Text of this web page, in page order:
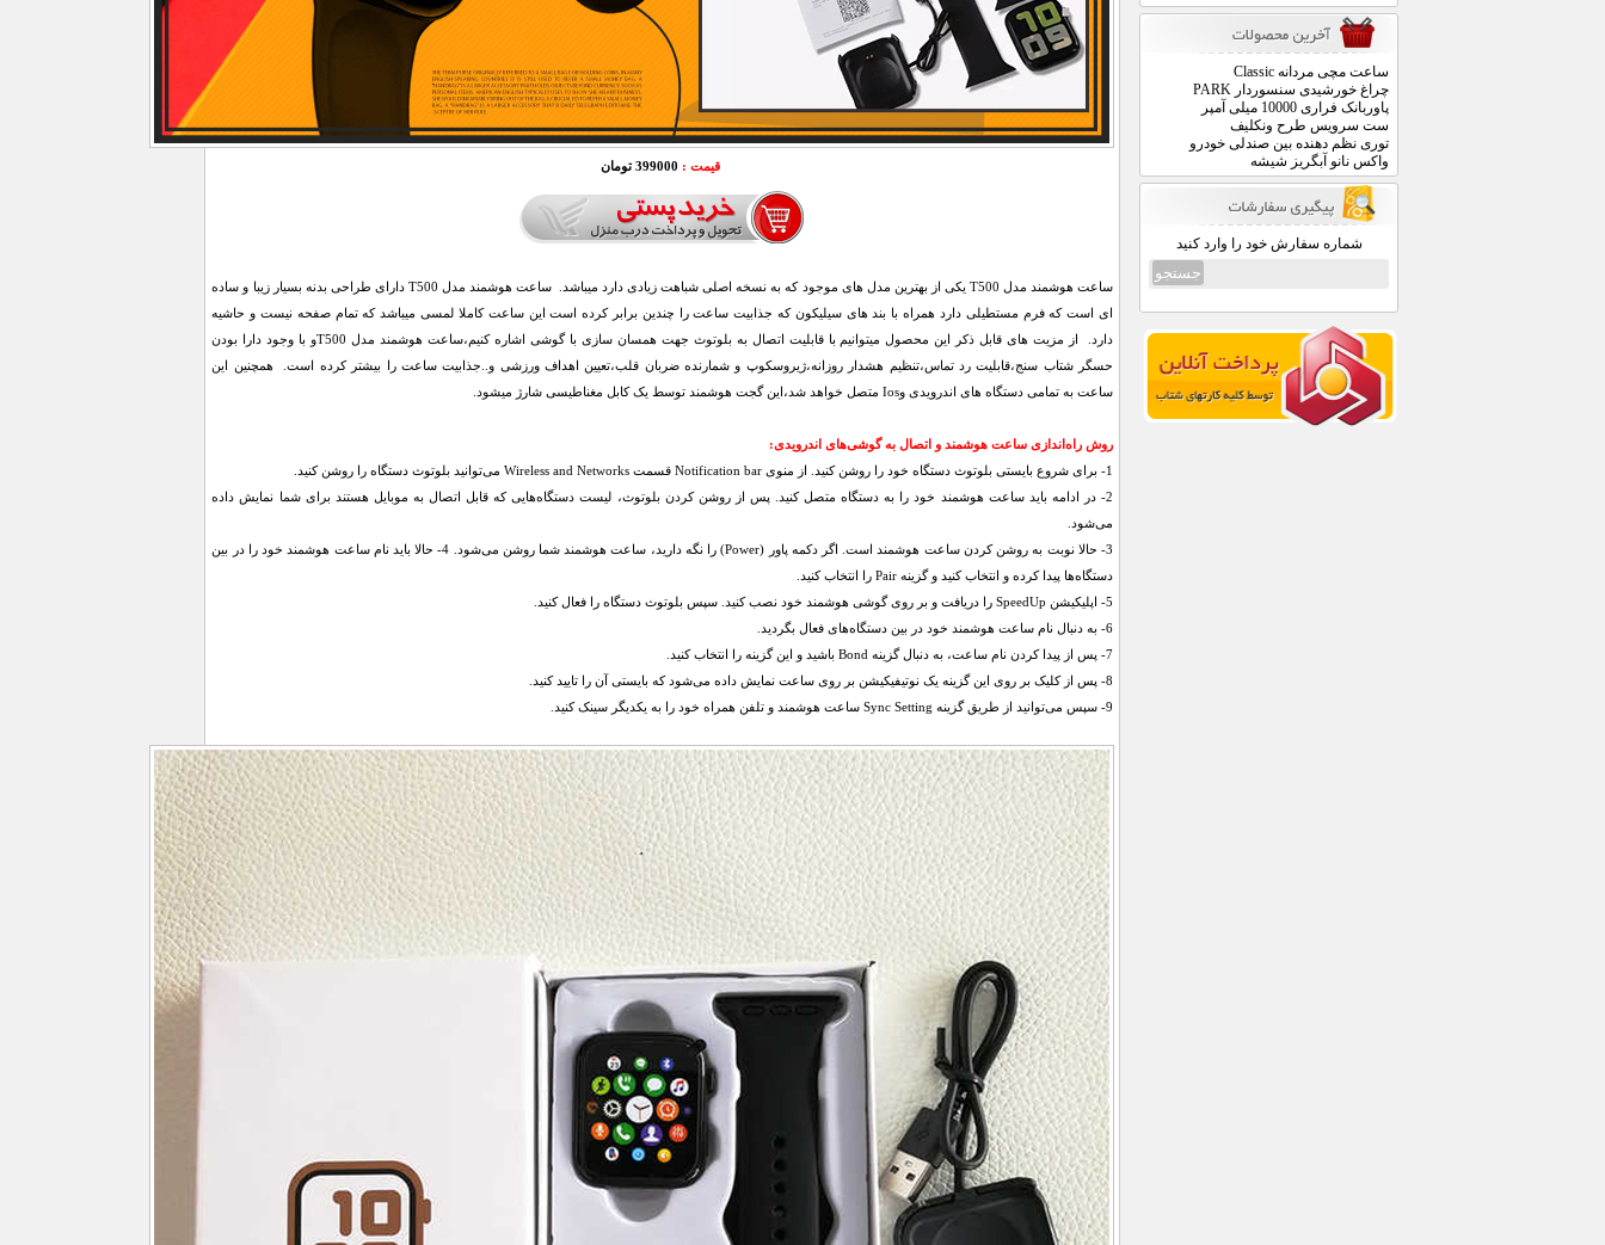
ساعت مچی مردانه Classic
چراغ خورشیدی سنسوردار PARK
پاوربانک فراری 10000 میلی آمپر
ست سرویس طرح ونکلیف
توری نظم دهنده بین صندلی خودرو
واکس نانو آبگریز شیشه
شماره سفارش خود را وارد کنید
قیمت : 399000 تومان
ساعت هوشمند مدل T500 یکی از بهترین مدل های موجود که به نسخه اصلی شباهت زیادی دارد میباشد. ساعت هوشمند مدل T500 دارای طراحی بدنه بسیار زیبا و ساده
ای است که فرم مستطیلی دارد همراه با بند های سیلیکون که جذابیت ساعت را چندین برابر کرده است این ساعت کاملا لمسی میباشد که تمام صفحه نیست و حاشیه
دارد. از مزیت های قابل ذکر این محصول میتوانیم با قابلیت اتصال به بلوتوث جهت همسان سازی با گوشی اشاره کنیم،ساعت هوشمند مدل T500و با وجود دارا بودن
حسگر شتاب سنج،قابلیت رد تماس،تنظیم هشدار روزانه،ژیروسکوپ و شمارنده ضربان قلب،تعیین اهداف ورزشی و..جذابیت ساعت را بیشتر کرده است. همچنین این
ساعت به تمامی دستگاه های اندرویدی وIos متصل خواهد شد،این گجت هوشمند توسط یک کابل مغناطیسی شارژ میشود.
روش راه‌اندازی ساعت هوشمند و اتصال به گوشی‌های اندرویدی:
1- برای شروع بایستی بلوتوث دستگاه خود را روشن کنید. از منوی Notification bar قسمت Wireless and Networks می‌توانید بلوتوث دستگاه را روشن کنید.
2- در ادامه باید ساعت هوشمند خود را به دستگاه متصل کنید. پس از روشن کردن بلوتوث، لیست دستگاه‌‌هایی که قابل اتصال به موبایل هستند برای شما نمایش داده
می‌شود.
3- حالا نوبت به روشن کردن ساعت هوشمند است. اگر دکمه پاور (Power) را نگه دارید، ساعت هوشمند شما روشن می‌شود. 4- حالا باید نام ساعت هوشمند خود را در بین
دستگاه‌ها پیدا کرده و انتخاب کنید و گزینه Pair را انتخاب کنید.
5- اپلیکیشن SpeedUp را دریافت و بر روی گوشی هوشمند خود نصب کنید. سپس بلوتوث دستگاه را فعال کنید.
6- به دنبال نام ساعت هوشمند خود در بین دستگاه‌های فعال بگردید.
7- پس از پیدا کردن نام ساعت، به دنبال گزینه Bond باشید و این گزینه را انتخاب کنید.
8- پس از کلیک بر روی این گزینه یک نوتیفیکیشن بر روی ساعت نمایش داده می‌شود که بایستی آن را تایید کنید.
9- سپس می‌توانید از طریق گزینه Sync Setting ساعت هوشمند و تلفن همراه خود را به یکدیگر سینک کنید.